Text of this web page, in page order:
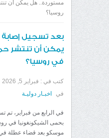
مستوردة.. هل يمكن أن
روسيا؟
بعد تسجيل
يمكن أن تنتشر
في روسيا؟
كتب في : فبراير 5, 2026
في
اخبـار دوليـة
في الرابع من فبراير، تم
بحمى الشيكونغونيا في
موسكو بعد قضاء عطلة